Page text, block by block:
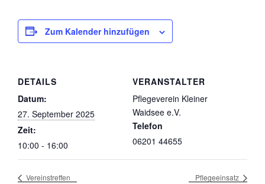
Zum Kalender hinzufügen
DETAILS
Datum:
27. September 2025
Zeit:
10:00 - 16:00
VERANSTALTER
Pflegeverein Kleiner
Waidsee e.V.
Telefon
06201 44655
Vereinstreffen Pflegeeinsatz